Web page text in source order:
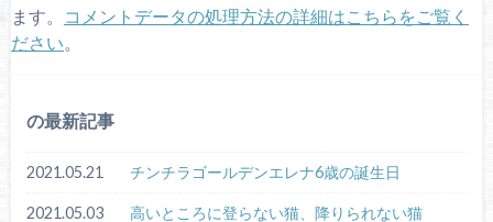
ます。
コメントデータの処理方法の詳細はこちらをご覧く
ださい
の最新記事
2021.05.21 チンチラゴールデンエレナ6歳の誕生日
2021.05.03 高いところに登らない猫、降りられない猫